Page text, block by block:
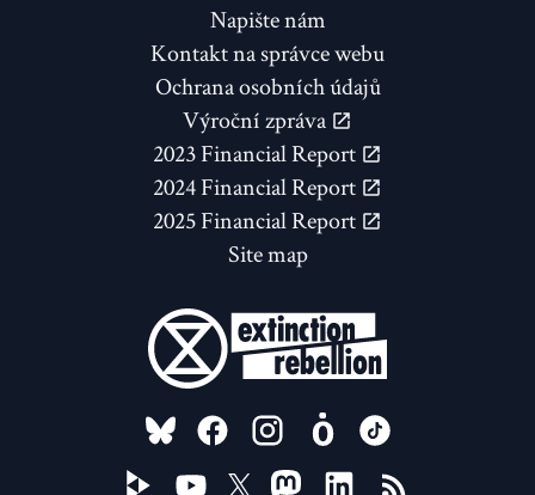
Napište nám
Kontakt na správce webu
Ochrana osobních údajů
Výroční zpráva
2023 Financial Report
2024 Financial Report
2025 Financial Report
Site map
FOLLOW US ON